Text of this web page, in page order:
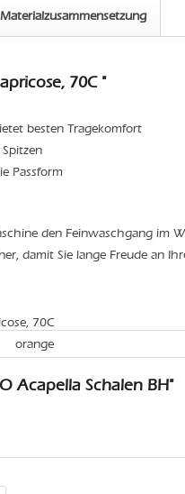
Materialzusammensetzung
70C "
besten Tragekomfort
Passform
den Feinwaschgang im
damit Sie lange Freude an
70C
orange
Acapella Schalen BH"